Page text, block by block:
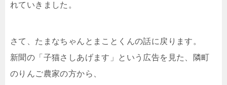
れていきました。
さて、たまなちゃんとまことくんの話に戻ります。
新聞の「子猫さしあげます」という広告を見た、隣町
のりんご農家の方から、